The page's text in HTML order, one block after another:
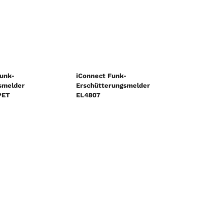
iConnect Funk-
Erschütterungsmelder
EL4807